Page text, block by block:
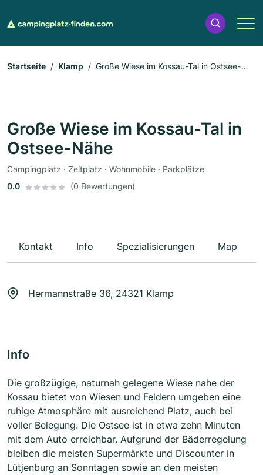
Startseite Klamp
Große Wiese im Kossau-Tal in Ostsee-
Große Wiese im Kossau-Tal in
Ostsee-Nähe
Campingplatz · Zeltplatz · Wohnmobile · Parkplätze
0.0
(0 Bewertungen)
Kontakt Info Spezialisierungen Map
Hermannstraße 36, 24321 Klamp
Info
Die großzügige, naturnah gelegene Wiese nahe der
Kossau bietet von Wiesen und Feldern umgeben eine
ruhige Atmosphäre mit ausreichend Platz, auch bei
voller Belegung. Die Ostsee ist in etwa zehn Minuten
mit dem Auto erreichbar. Aufgrund der Bäderregelung
bleiben die meisten Supermärkte und Discounter in
Lütjenburg an Sonntagen sowie an den meisten